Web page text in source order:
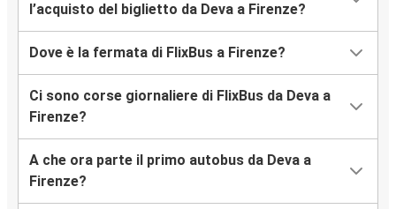
l’acquisto del biglietto da Deva a Firenze?
Dove è la fermata di FlixBus a Firenze?
Ci sono corse giornaliere di FlixBus da Deva a
Firenze?
A che ora parte il primo autobus da Deva a
Firenze?